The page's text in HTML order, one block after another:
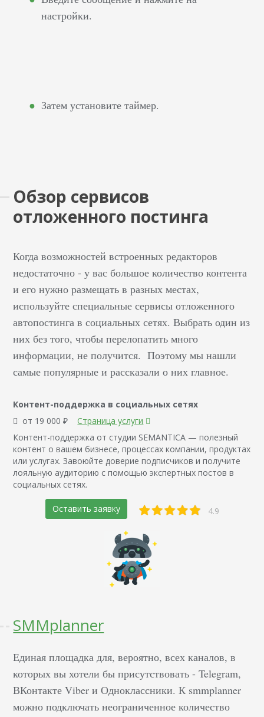
настройки.
Затем установите таймер.
Обзор сервисов
отложенного постинга
Когда возможностей встроенных редакторов
недостаточно - у вас большое количество контента
и его нужно размещать в разных местах,
используйте специальные сервисы отложенного
автопостинга в социальных сетях. Выбрать один из
них без того, чтобы перелопатить много
информации, не получится. Поэтому мы нашли
самые популярные и рассказали о них главное.
Контент-поддержка в социальных сетях
от 19 000 ₽
Страница услуги
Контент-поддержка от студии SEMANTICA — полезный
контент о вашем бизнесе, процессах компании, продуктах
или услугах. Завоюйте доверие подписчиков и получите
лояльную аудиторию с помощью экспертных постов в
социальных сетях.
Оставить заявку 4.9
SMMplanner
Единая площадка для, вероятно, всех каналов, в
которых вы хотели бы присутствовать - Telegram,
ВКонтакте Viber и Одноклассники. К smmplanner
можно подключать неограниченное количество